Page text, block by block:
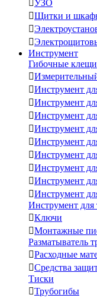
УЗО
Щитки и


Инструмент
Гибочные клещи

Инструмент
Инструмент
Инструмент
Инструмент
Инструмент
Инструмент
Инструмент
Инструмент
Инструмент
Инструмент для
Ключи
Монтажные
Разматыватель
Расходные
Средства
Тиски
Трубогибы